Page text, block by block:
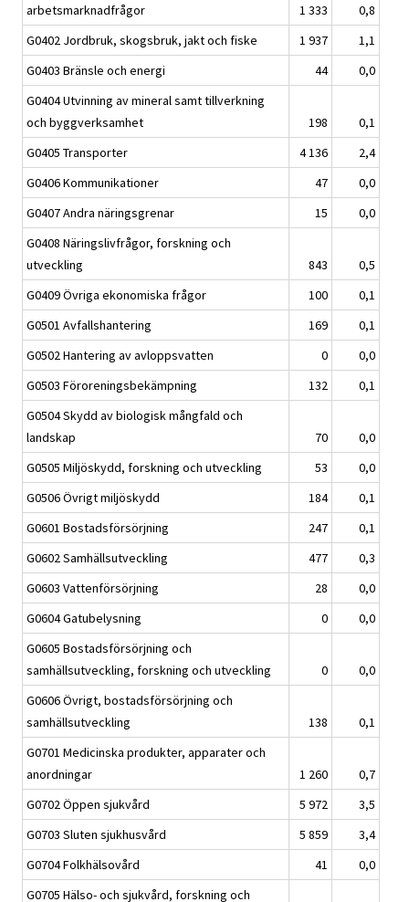
arbetsmarknadfrågor
1 333
0,8
G0402 Jordbruk, skogsbruk, jakt och fiske
1 937
1,1
G0403 Bränsle och energi
44
0,0
G0404 Utvinning av mineral samt tillverkning
och byggverksamhet
198
0,1
G0405 Transporter
4 136
2,4
G0406 Kommunikationer
47
0,0
G0407 Andra näringsgrenar
15
0,0
G0408 Näringslivfrågor, forskning och
utveckling
843
0,5
G0409 Övriga ekonomiska frågor
100
0,1
G0501 Avfallshantering
169
0,1
G0502 Hantering av avloppsvatten
0
0,0
G0503 Föroreningsbekämpning
132
0,1
G0504 Skydd av biologisk mångfald och
landskap
70
0,0
G0505 Miljöskydd, forskning och utveckling
53
0,0
G0506 Övrigt miljöskydd
184
0,1
G0601 Bostadsförsörjning
247
0,1
G0602 Samhällsutveckling
477
0,3
G0603 Vattenförsörjning
28
0,0
G0604 Gatubelysning
0
0,0
G0605 Bostadsförsörjning och
samhällsutveckling, forskning och utveckling
0
0,0
G0606 Övrigt, bostadsförsörjning och
samhällsutveckling
138
0,1
G0701 Medicinska produkter, apparater och
anordningar
1 260
0,7
G0702 Öppen sjukvård
5 972
3,5
G0703 Sluten sjukhusvård
5 859
3,4
G0704 Folkhälsovård
41
0,0
G0705 Hälso- och sjukvård, forskning och